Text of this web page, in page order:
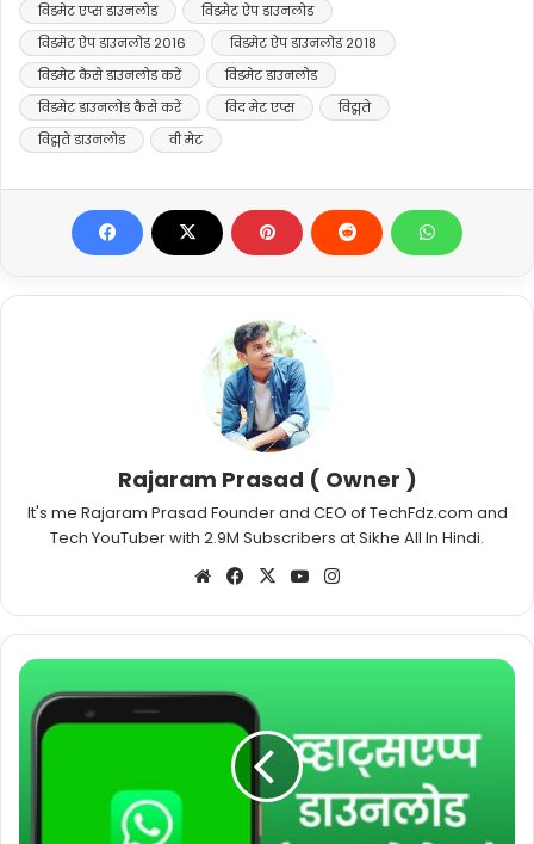
विडमेट एप्स डाउनलोड
विडमेट ऐप डाउनलोड
विडमेट ऐप डाउनलोड 2016
विडमेट ऐप डाउनलोड 2018
विडमेट कैसे डाउनलोड करें
विडमेट डाउनलोड
विडमेट डाउनलोड कैसे करें
विद मेट एप्स
विद्मते
विद्मते डाउनलोड
वी मेट
Rajaram Prasad ( Owner )
It's me Rajaram Prasad Founder and CEO of TechFdz.com and
Tech YouTuber with 2.9M Subscribers at Sikhe All In Hindi.
WebsiteFacebook
X YouTube